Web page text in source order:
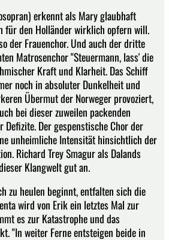
erkennt als Mary glaubhaft
für den Holländer wirklich opfern will.
der Frauenchor. Und auch der dritte
Matrosenchor "Steuermann, lass' die
Kraft und Klarheit. Das Schiff
noch in absoluter Dunkelheit und
Übermut der Norweger provoziert,
bei dieser zuweilen packenden
Defizite. Der gespenstische Chor der
unheimliche Intensität hinsichtlich der
Richard Trey Smagur als Dalands
Klangwelt gut an.
zu heulen beginnt, entfalten sich die
wird von Erik ein letztes Mal zur
es zur Katastrophe und das
"In weiter Ferne entsteigen beide in